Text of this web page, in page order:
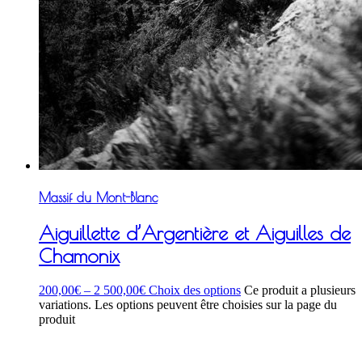
Massif du Mont-Blanc
Aiguillette d’Argentière et Aiguilles de
Chamonix
200,00€ – 2 500,00€ Choix des options Ce produit a plusieurs
variations. Les options peuvent être choisies sur la page du
produit